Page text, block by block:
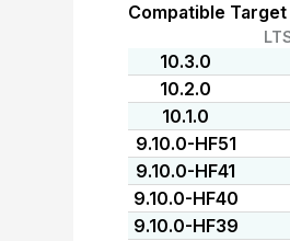
Compatible
10.3.0
10.2.0
10.1.0
9.10.0-HF51
9.10.0-HF41
9.10.0-HF40
9.10.0-HF39